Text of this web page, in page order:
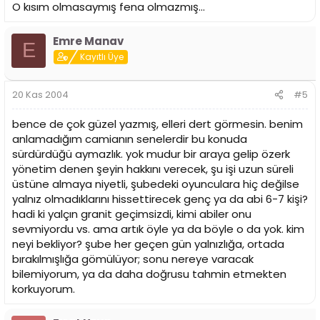
kurmaya kalkışsanız hadi ismini vermeyeyim ama ikisi
mukayese kabul etmez. Biliyorum, kızacaklar ama durum
budur. Üstüne üstlük onların yaşadıkları sıkıntılar ve ilgisizlik
ne kadar acıysa, ligde kalmayı başarıyorlar diye teşekkür
Erkek takımına dönelim... O eski günleri çok ama çok iyi
bilen Coach Halil Üner'in dolduruşuyla bir maç alındı.
Devamı gelir mi? Gelse bile söylüyorum, bu takım, ancak
ve ancak play-out oynar. Kimsenin içine sinecek bir takım
değil. Forumlara bakıyorum, sadece oralarda değil,
başka yerlerde de konuşuluyor. Halil Üner'i sevmeyen,
onu istemeyenler var. Olabilir.
Peki, vakti zamanında takımın otobüsünden inip, sokak
ortasında rakip taraftarları kovaladığını bilen var mı?
Hangi takımdı yazmıyorum, gereksiz bir husumet olmasın
diye... Yahut da tur gitti denilen play-off maçında
kardeşiyle yaşadıklarını? Profesyoneldir Fener'i de
çalıştırmıştır ne olmuş? Herkes hakkında herşey
söylenebilir. Kimse de, sütten çıkmış ak kaşık değildir!
O kısım olmasaymış fena olmazmış...
E Emre Manav
Kayıtlı Üye
20 Kas 2004 #5
bence de çok güzel yazmış, elleri dert görmesin. benim
anlamadığım camianın senelerdir bu konuda
sürdürdüğü aymazlık. yok mudur bir araya gelip özerk
yönetim denen şeyin hakkını verecek, şu işi uzun süreli
üstüne almaya niyetli, şubedeki oyunculara hiç değilse
yalnız olmadıklarını hissettirecek genç ya da abi 6-7 kişi?
hadi ki yalçın granit geçimsizdi, kimi abiler onu
sevmiyordu vs. ama artık öyle ya da böyle o da yok. kim
neyi bekliyor? şube her geçen gün yalnızlığa, ortada
bırakılmışlığa gömülüyor; sonu nereye varacak
bilemiyorum, ya da daha doğrusu tahmin etmekten
korkuyorum.